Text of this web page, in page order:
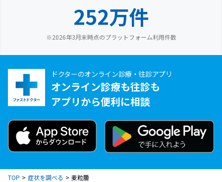
啼泣に加えておなかをかなり痛がっている
頭をぶつけたため啼泣している
啼泣に加えて耳を痛がっている
尿が出るときに泣いている
便が出ていないことに加えて啼泣している
252万件
※2026年3月末時点のプラットフォーム利用件数
ドクターのオンライン診療・往診アプリ
オンライン診療も往診も
アプリから便利に相談
TOP 症状を調べる 麦粒腫